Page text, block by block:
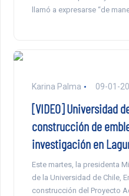
llamó a expresarse “de
Karina Palma 09-01-
[VIDEO] Universidad
construcción de
investigación en
Este martes, la presidenta
de la Universidad de Chile,
construcción del Proyecto